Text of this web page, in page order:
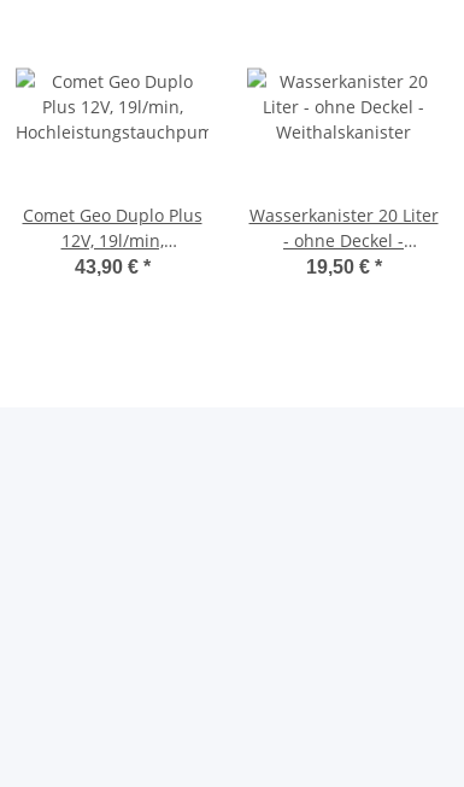
Comet Geo Duplo Plus
12V, 19l/min,
Hochleistungstauchpumpe
43,90 € *
Wasserkanister 20 Liter
- ohne Deckel -
Weithalskanister
19,50 € *